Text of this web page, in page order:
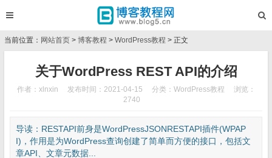
当前位置： 网站首页 > 博客教程 > WordPress教程 > 正文
关于WordPress REST API的介绍
作者：xlnxin 发布时间：2021-04-15 分类： WordPress教程
浏览：
2740
导读：RESTAPI前身是WordPressJSONRESTAPI插件(WPAP
I)，作用是为WordPress查询创建了简单而方便的接口，包括文
章API、文章元数据...